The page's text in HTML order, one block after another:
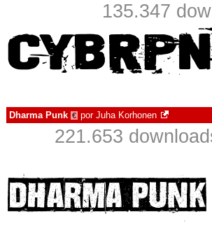
135.347
Dharma Punk € por Juha Korhonen
221.653